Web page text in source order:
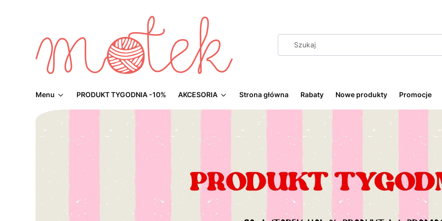
Menu PRODUKT TYGODNIA -10% AKCESORIA Strona główna Rabaty Nowe produkty Promocje